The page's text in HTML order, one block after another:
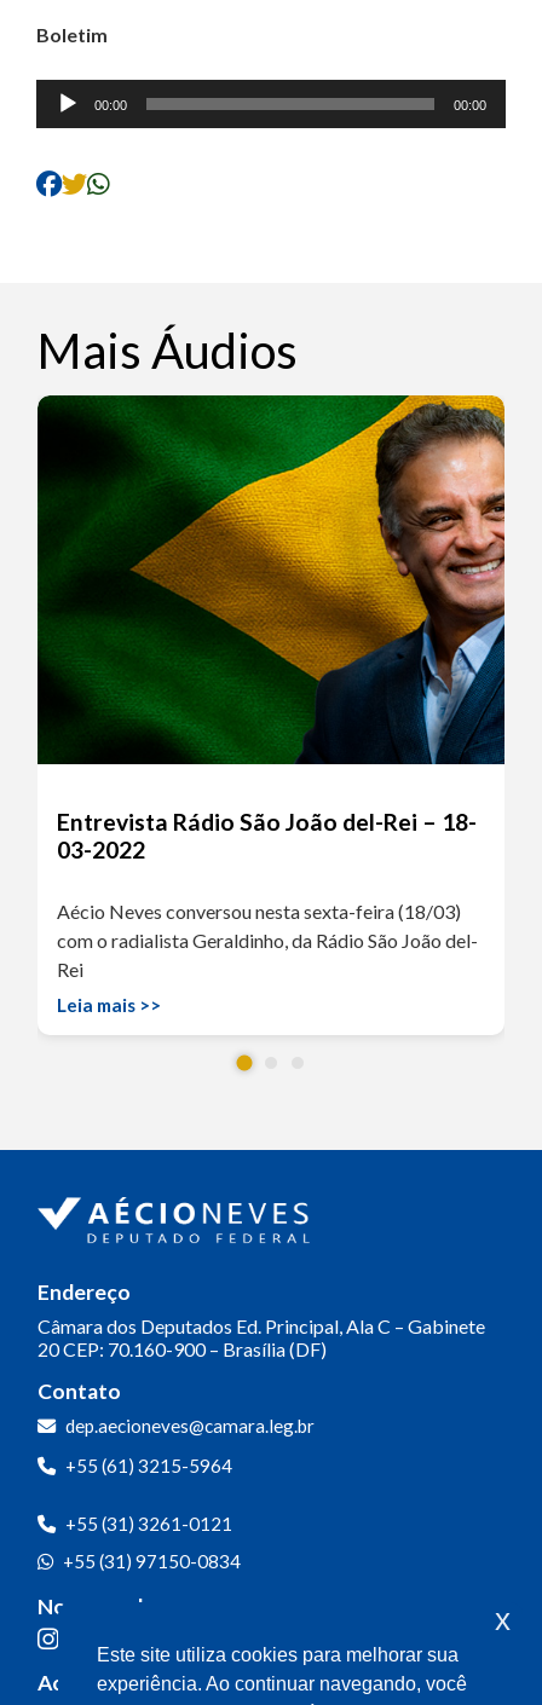
Boletim
Tocador
de
00:00 00:00
Mais Áudios
Entrevista Rádio São João del-Rei – 18-
03-2022
Aécio Neves conversou nesta sexta-feira (18/03)
com o radialista Geraldinho, da Rádio São João del-
Rei
Leia mais >>
Endereço
Câmara dos Deputados Ed. Principal, Ala C – Gabinete
20CEP: 70.160-900 – Brasília (DF)
Contato
dep.aecioneves@camara.leg.br
+55 (61) 3215-5964
+55 (31) 3261-0121
+55 (31) 97150-0834
Nossas redes
Acompanhe o meu mandato
Este site utiliza cookies para melhorar sua
experiência. Ao continuar navegando, você
x